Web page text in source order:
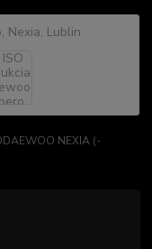
NEXIA (-